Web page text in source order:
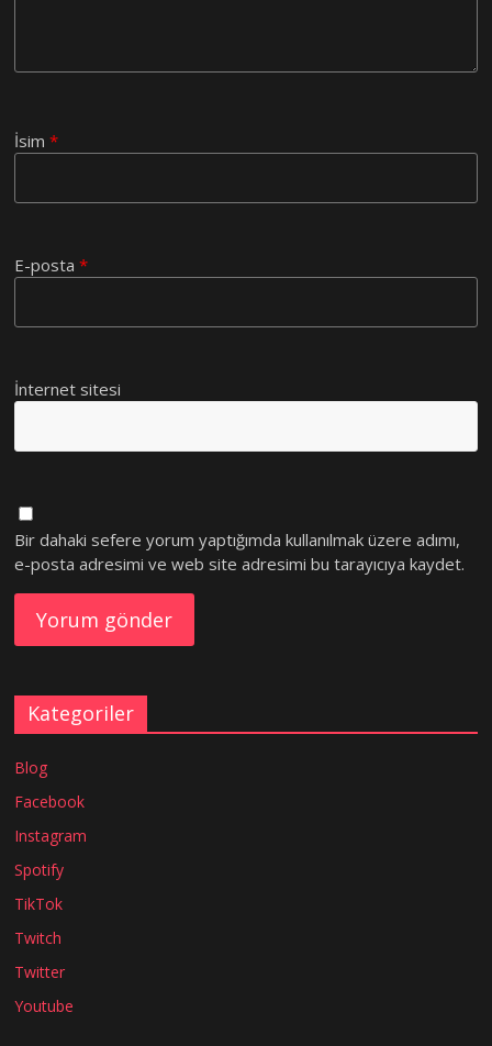
İsim*
E-posta*
İnternet sitesi
Bir dahaki sefere yorum yaptığımda kullanılmak üzere adımı,
e-posta adresimi ve web site adresimi bu tarayıcıya kaydet.
Kategoriler
Blog
Facebook
Instagram
Spotify
TikTok
Twitch
Twitter
Youtube